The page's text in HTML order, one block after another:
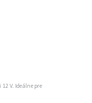
V. Ideálne pre